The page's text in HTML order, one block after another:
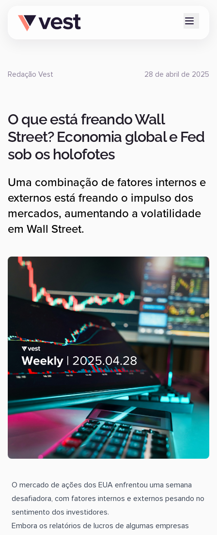
Redação Vest 28 de abril de 2025
O que está freando Wall
Street? Economia global e Fed
sob os holofotes
Uma combinação de fatores internos e
externos está freando o impulso dos
mercados, aumentando a volatilidade
em Wall Street.
O mercado de ações dos EUA enfrentou uma semana
desafiadora, com fatores internos e externos pesando no
sentimento dos investidores.
Embora os relatórios de lucros de algumas empresas